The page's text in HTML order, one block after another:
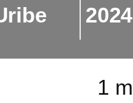
2024